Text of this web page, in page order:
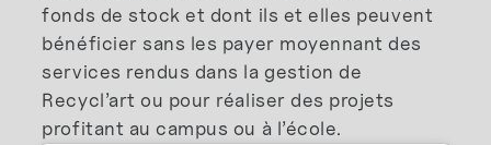
fonds de stock et dont ils et elles peuvent
bénéficier sans les payer moyennant des
services rendus dans la gestion de
Recycl’art ou pour réaliser des projets
profitant au campus ou à l’école.